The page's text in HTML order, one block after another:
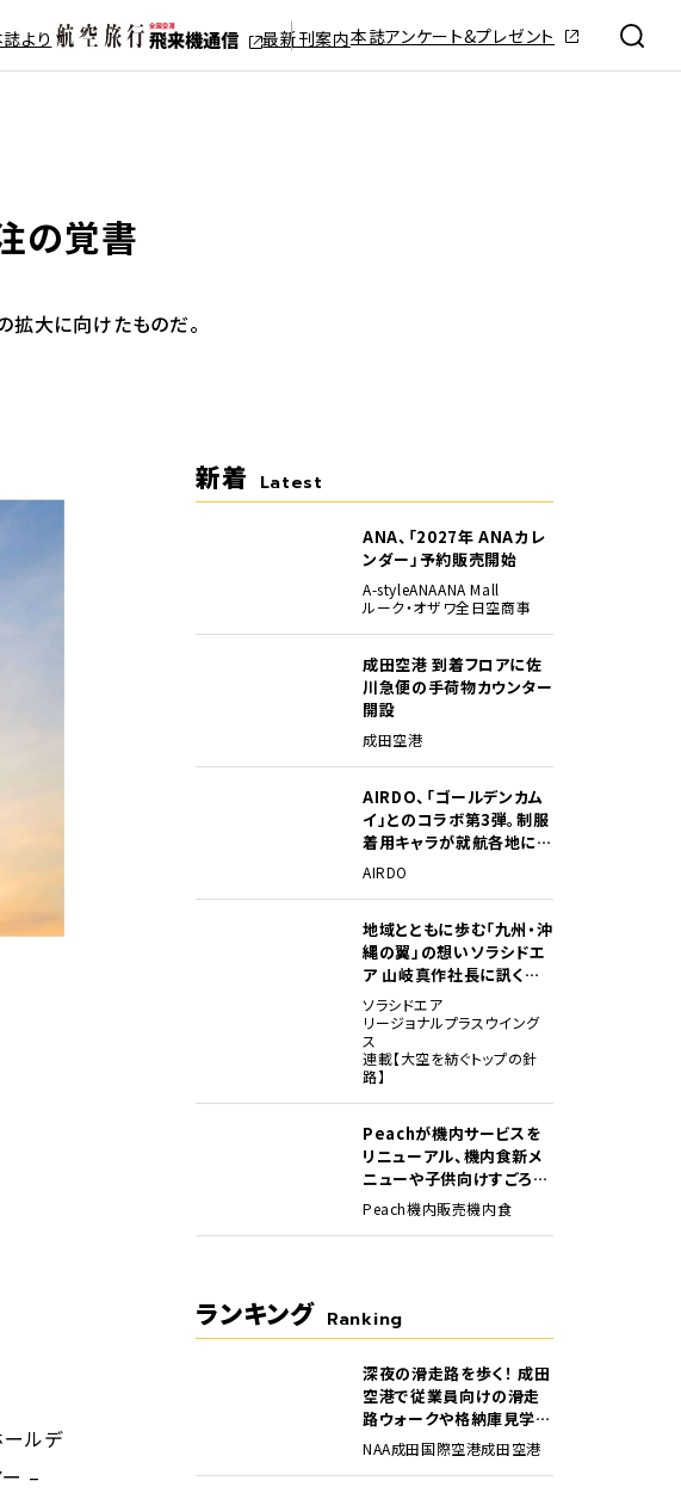
より 最新刊案内本誌アンケート&プレゼント
の覚書
拡大に向けたものだ。
ールデ
ー –
新着 Latest
ANA、「2027年 ANAカレ
ンダー」予約販売開始
A-styleANAANA Mall
ルーク・オザワ全日空商事
成田空港 到着フロアに佐
川急便の手荷物カウンター
開設
成田空港
AIRDO、「ゴールデンカム
イ」とのコラボ第3弾。制服
着用キャラが就航各地に登
場
AIRDO
地域とともに歩む「九州・沖
縄の翼」の想い――ソラシドエ
ア 山岐真作社長に訊く就
任1年の手応え
ソラシドエア
リージョナルプラスウイング
ス
連載【大空を紡ぐトップの針
路】
Peachが機内サービスを
リニューアル、機内食新メ
ニューや子供向けすごろく
など
Peach機内販売機内食
ランキング Ranking
深夜の滑走路を歩く！ 成田
空港で従業員向けの滑走
路ウォークや格納庫見学イ
ベントを初開催
NAA成田国際空港成田空港